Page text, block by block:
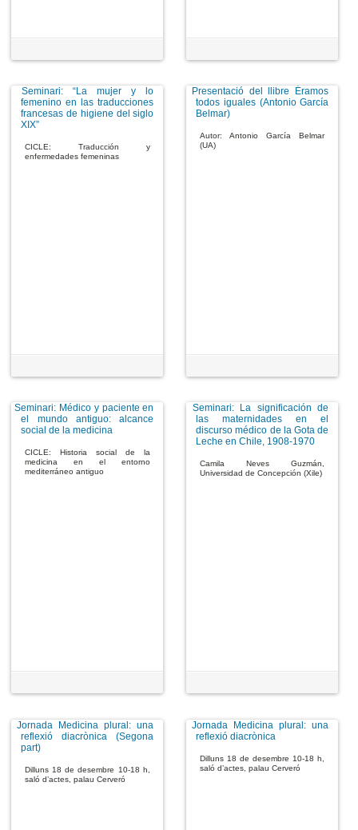
Seminari: “La mujer y lo
femenino en las traducciones
francesas de higiene del siglo
XIX”
CICLE: Traducción y
enfermedades femeninas
Presentació del llibre Éramos
todos iguales (Antonio García
Belmar)
Autor: Antonio García Belmar
(UA)
Seminari: Médico y paciente en
el mundo antiguo: alcance
social de la medicina
CICLE: Historia social de la
medicina en el entorno
mediterráneo antiguo
Seminari: La significación de
las maternidades en el
discurso médico de la Gota de
Leche en Chile, 1908-1970
Camila Neves Guzmán,
Universidad de Concepción (Xile)
Jornada Medicina plural: una
reflexió diacrònica (Segona
part)
Dilluns 18 de desembre 10-18 h,
saló d’actes, palau Cerveró
Jornada Medicina plural: una
reflexió diacrònica
Dilluns 18 de desembre 10-18 h,
saló d’actes, palau Cerveró